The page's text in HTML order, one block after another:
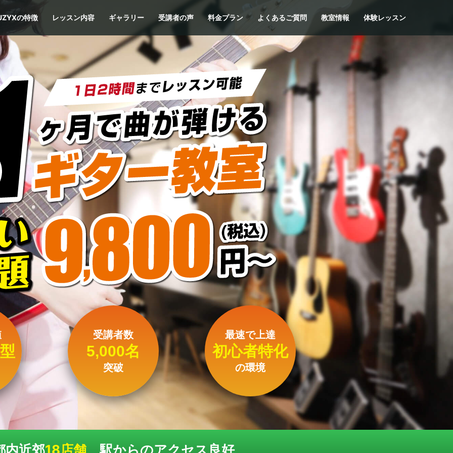
の特徴 レッスン内容 ギャラリー 受講者の声 料金プラン よくあるご質問 教室情報 体験レッスン
受講者数
5,000名
突破
最速で上達
初心者特化
の環境
内近郊18店舗、駅からのアクセス良好